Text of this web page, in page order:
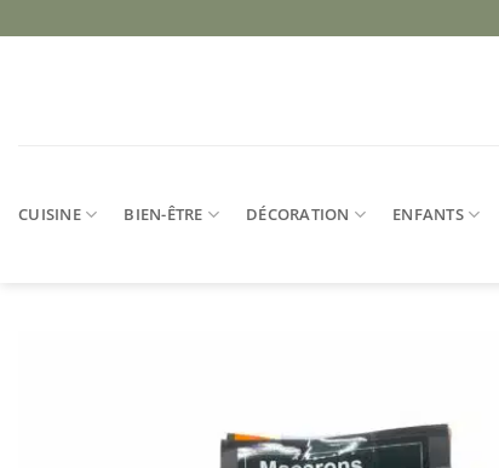
au
CUISINE BIEN-ÊTRE DÉCORATION ENFANTS